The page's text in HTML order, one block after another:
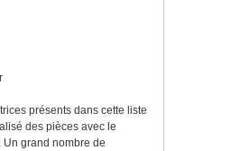
présents dans cette liste
des pièces avec le
Un grand nombre de